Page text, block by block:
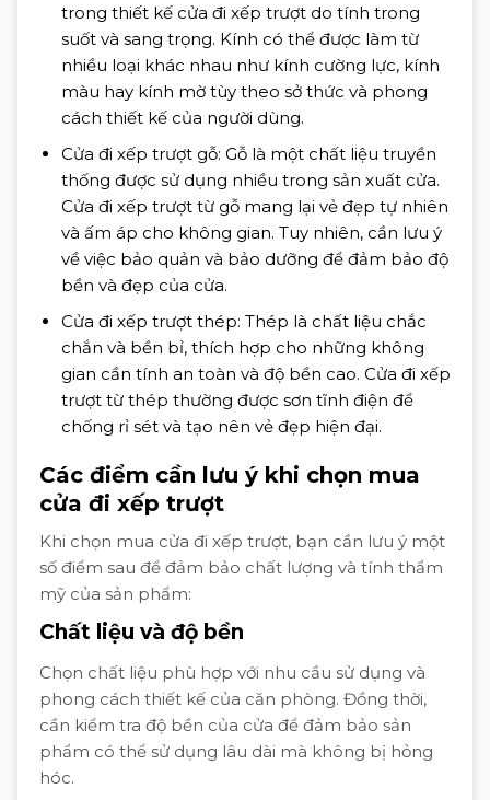
trong thiết kế cửa đi xếp trượt do tính trong
suốt và sang trọng. Kính có thể được làm từ
nhiều loại khác nhau như kính cường lực, kính
màu hay kính mờ tùy theo sở thức và phong
cách thiết kế của người dùng.
Cửa đi xếp trượt gỗ: Gỗ là một chất liệu truyền
thống được sử dụng nhiều trong sản xuất cửa.
Cửa đi xếp trượt từ gỗ mang lại vẻ đẹp tự nhiên
và ấm áp cho không gian. Tuy nhiên, cần lưu ý
về việc bảo quản và bảo dưỡng để đảm bảo độ
bền và đẹp của cửa.
Cửa đi xếp trượt thép: Thép là chất liệu chắc
chắn và bền bỉ, thích hợp cho những không
gian cần tính an toàn và độ bền cao. Cửa đi xếp
trượt từ thép thường được sơn tĩnh điện để
chống rỉ sét và tạo nên vẻ đẹp hiện đại.
Các điểm cần lưu ý khi chọn mua
cửa đi xếp trượt
Khi chọn mua cửa đi xếp trượt, bạn cần lưu ý một
số điểm sau để đảm bảo chất lượng và tính thẩm
mỹ của sản phẩm:
Chất liệu và độ bền
Chọn chất liệu phù hợp với nhu cầu sử dụng và
phong cách thiết kế của căn phòng. Đồng thời,
cần kiểm tra độ bền của cửa để đảm bảo sản
phẩm có thể sử dụng lâu dài mà không bị hỏng
hóc.